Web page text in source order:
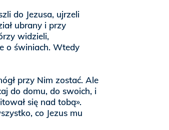
do Jezusa, ujrzeli
ubrany i przy
widzieli,
o świniach. Wtedy
przy Nim zostać. Ale
do domu, do swoich, i
się nad tobą».
co Jezus mu